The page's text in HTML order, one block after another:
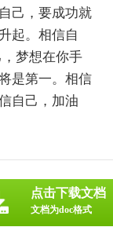
己，要成功就
起。相信自
梦想在你手
是第一。相信
自己，加油
点击下载文档
文档为doc格式